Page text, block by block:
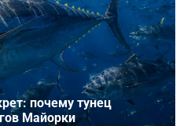
почему тунец
Майорки